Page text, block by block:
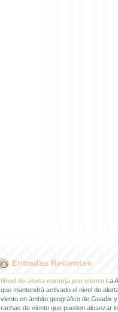
Entradas Recientes
Nivel de alerta naranja por vientoLa
que mantendrá activado el nivel de
viento en ámbito geográfico de Guadix
rachas de viento que pueden alcanzar